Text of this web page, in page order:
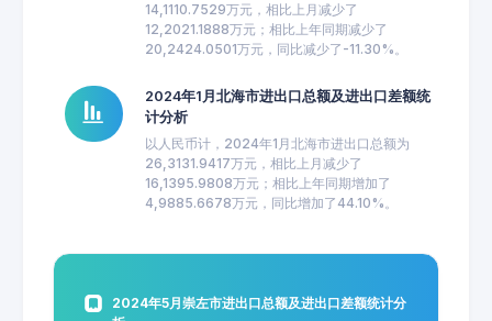
14,1110.7529万元，相比上月减少了
12,2021.1888万元；相比上年同期减少了
20,2424.0501万元，同比减少了-11.30%。
2024年1月北海市进出口总额及进出口差额统
计分析
以人民币计，2024年1月北海市进出口总额为
26,3131.9417万元，相比上月减少了
16,1395.9808万元；相比上年同期增加了
4,9885.6678万元，同比增加了44.10%。
2024年5月崇左市进出口总额及进出口差额统计分